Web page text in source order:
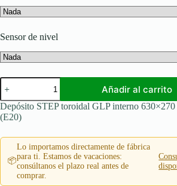
Sensor de nivel
Depósito
STEP
toroidal
GLP
interno
67L
(E20)
cantidad
Añadir al carrito
Depósito STEP toroidal GLP interno
(E20)
📦
Lo importamos directamente de fábrica
para ti. Estamos de vacaciones:
consúltanos el plazo real antes de
comprar.